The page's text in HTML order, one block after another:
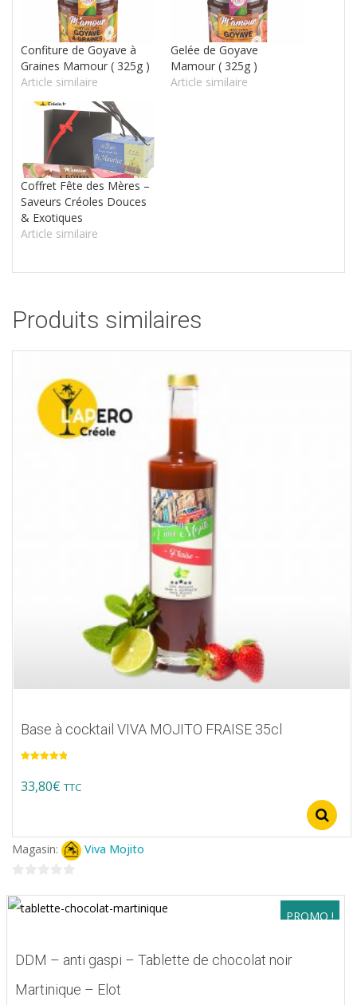
Confiture de Goyave à
Graines Mamour ( 325g )
Article similaire
Gelée de Goyave
Mamour ( 325g )
Article similaire
Coffret Fête des Mères –
Saveurs Créoles Douces
& Exotiques
Article similaire
Produits similaires
Base à cocktail VIVA MOJITO FRAISE 35cl
sur 5
33,80€ TTC
produit
a
variations.
être
Magasin: Viva Mojito
sur
PROMO !
DDM – anti gaspi – Tablette de chocolat noir
Martinique – Elot